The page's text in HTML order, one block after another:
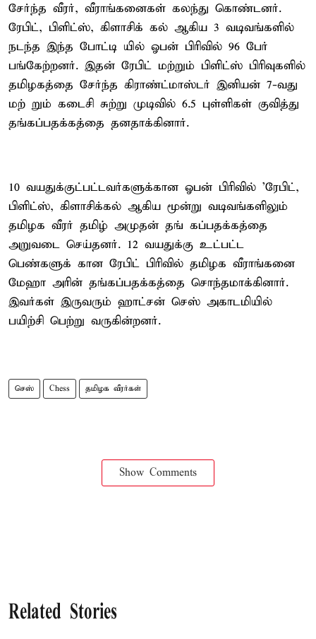
சேர்ந்த வீரர், வீராங்கனைகள் கலந்து கொண்டனர்.
ரேபிட், பிளிட்ஸ், கிளாசிக் கல் ஆகிய 3 வடிவங்களில்
நடந்த இந்த போட்டி யில் ஓபன் பிரிவில் 96 பேர்
பங்கேற்றனர். இதன் ரேபிட் மற்றும் பிளிட்ஸ் பிரிவுகளில்
தமிழகத்தை சேர்ந்த கிராண்ட்மாஸ்டர் இனியன் 7-வது
மற் றும் கடைசி சுற்று முடிவில் 6.5 புள்ளிகள் குவித்து
தங்கப்பதக்கத்தை தனதாக்கினார்.
10 வயதுக்குட்பட்டவர்களுக்கான ஓபன் பிரிவில் 'ரேபிட்,
பிளிட்ஸ், கிளாசிக்கல் ஆகிய மூன்று வடிவங்களிலும்
தமிழக வீரர் தமிழ் அமுதன் தங் கப்பதக்கத்தை
அறுவடை செய்தனர். 12 வயதுக்கு உட்பட்ட
பெண்களுக் கான ரேபிட் பிரிவில் தமிழக வீராங்கனை
மேஹா அரின் தங்கப்பதக்கத்தை சொந்தமாக்கினார்.
இவர்கள் இருவரும் ஹாட்சன் செஸ் அகாடமியில்
பயிற்சி பெற்று வருகின்றனர்.
செஸ் Chess தமிழக வீரர்கள்
Show Comments
Related Stories